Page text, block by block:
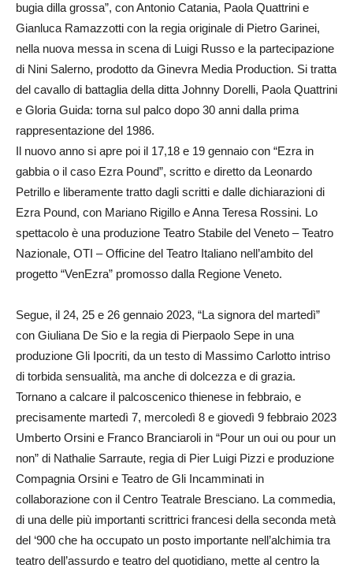
bugia dilla grossa”, con Antonio Catania, Paola Quattrini e
Gianluca Ramazzotti con la regia originale di Pietro Garinei,
nella nuova messa in scena di Luigi Russo e la partecipazione
di Nini Salerno, prodotto da Ginevra Media Production. Si tratta
del cavallo di battaglia della ditta Johnny Dorelli, Paola Quattrini
e Gloria Guida: torna sul palco dopo 30 anni dalla prima
rappresentazione del 1986.
Il nuovo anno si apre poi il 17,18 e 19 gennaio con “Ezra in
gabbia o il caso Ezra Pound”, scritto e diretto da Leonardo
Petrillo e liberamente tratto dagli scritti e dalle dichiarazioni di
Ezra Pound, con Mariano Rigillo e Anna Teresa Rossini. Lo
spettacolo è una produzione Teatro Stabile del Veneto – Teatro
Nazionale, OTI – Officine del Teatro Italiano nell’ambito del
progetto “VenEzra” promosso dalla Regione Veneto.
Segue, il 24, 25 e 26 gennaio 2023, “La signora del martedì”
con Giuliana De Sio e la regia di Pierpaolo Sepe in una
produzione Gli Ipocriti, da un testo di Massimo Carlotto intriso
di torbida sensualità, ma anche di dolcezza e di grazia.
Tornano a calcare il palcoscenico thienese in febbraio, e
precisamente martedì 7, mercoledì 8 e giovedì 9 febbraio 2023
Umberto Orsini e Franco Branciaroli in “Pour un oui ou pour un
non” di Nathalie Sarraute, regia di Pier Luigi Pizzi e produzione
Compagnia Orsini e Teatro de Gli Incamminati in
collaborazione con il Centro Teatrale Bresciano. La commedia,
di una delle più importanti scrittrici francesi della seconda metà
del ‘900 che ha occupato un posto importante nell’alchimia tra
teatro dell’assurdo e teatro del quotidiano, mette al centro la